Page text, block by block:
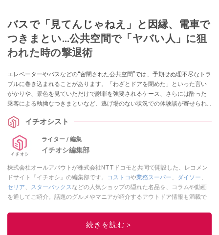
バスで「見てんじゃねえ」と因縁、電車で
つきまとい…公共空間で「ヤバい人」に狙
われた時の撃退術
エレベーターやバスなどの“密閉された公共空間”では、予期せぬ理不尽なトラ
ブルに巻き込まれることがあります。「わざとドアを閉めた」といった言い
がかりや、景色を見ていただけで謝罪を強要されるケース、さらには酔った
乗客による執拗なつきまといなど、逃げ場のない状況での体験談が寄せられ
ながら自分を守るための考え方や対処法を紹介します。
イチオシスト
ライター / 編集
イチオシ編集部
株式会社オールアバウトが株式会社NTTドコモと共同で開設した、レコメン
ドサイト『イチオシ』の編集部です。
コストコや業務スーパー ダイソー
セリア
スターバックス などの人気ショップの隠れた名品を、コラムや動画
を通してご紹介。話題のグルメやマニアが紹介するアウトドア情報も満載で
レビューしています。毎日トレンド情報をお届けしているので、ぜひ
してください！続きを読む＞